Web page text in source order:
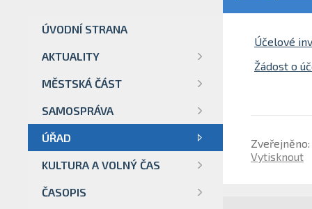
ÚVODNÍ STRANA
AKTUALITY
MĚSTSKÁ ČÁST
SAMOSPRÁVA
ÚŘAD
KULTURA A VOLNÝ ČAS
ČASOPIS
Účelové
Žádost o
Zveřejněno:
Vytisknout